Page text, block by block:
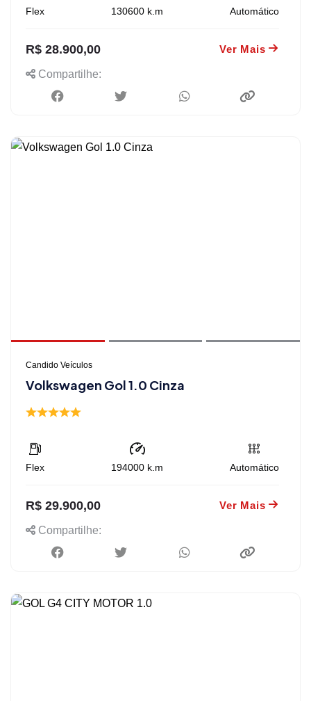
Flex 130600 k.m Automático
R$ 28.900,00 Ver Mais
Compartilhe:
Candido Veículos
Volkswagen Gol 1.0 Cinza
Flex 194000 k.m Automático
R$ 29.900,00 Ver Mais
Compartilhe: